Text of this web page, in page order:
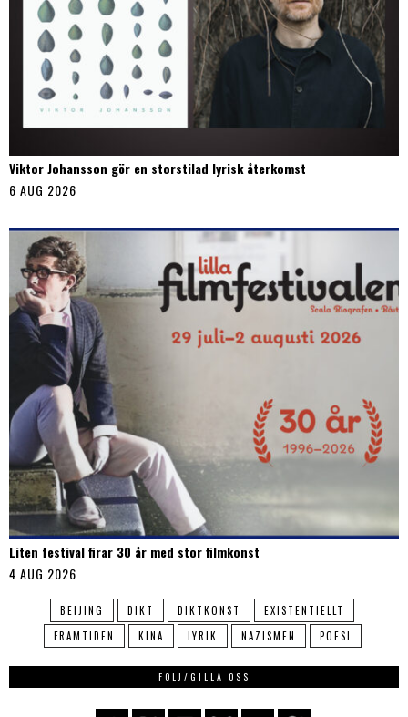
Viktor Johansson gör en storstilad lyrisk återkomst
6 AUG 2026
Liten festival firar 30 år med stor filmkonst
4 AUG 2026
BEIJING DIKT DIKTKONST
EXISTENTIELLT
FRAMTIDEN
KINA LYRIK NAZISMEN POESI
FÖLJ/GILLA OSS